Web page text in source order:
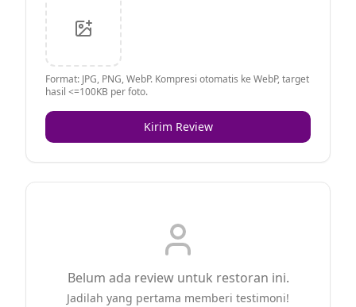
Format: JPG, PNG, WebP. Kompresi otomatis ke WebP, target
hasil <=100KB per foto.
Kirim Review
Belum ada review untuk restoran ini.
Jadilah yang pertama memberi testimoni!